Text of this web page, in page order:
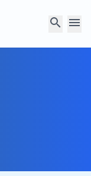
search menu